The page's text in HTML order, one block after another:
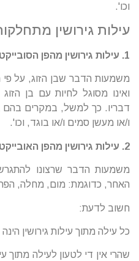
וכו'.
עילות גירושין
1. עילות גירושין מהפן הסובייקטיבי
משמעות הדבר שבן הזוג, על פי
ואינו מסוגל לחיות עם בן
דבריו. כך למשל, במקרים בהם
ו/או מעשן סמים ו/או בוגד, וכו'.
2. עילות גירושין מהפן האובייקטיבי
משמעות הדבר שרצונו
האחר, כדוגמת: מום, מחלה,
חשוב לדעת:
כל עילה מתוך עילות גירושין
שהרי אין די לטעון לעילה מתוך